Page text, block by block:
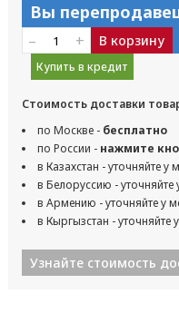
Вы
– + В корзину
Купить в кредит
Стоимость доставки
по Москве - бесплатно
по России - нажмите
в Казахстан - уточняйте у
в Белоруссию -
в Армению - уточняйте у
в Кыргызстан - уточняйте
Узнайте стоимость